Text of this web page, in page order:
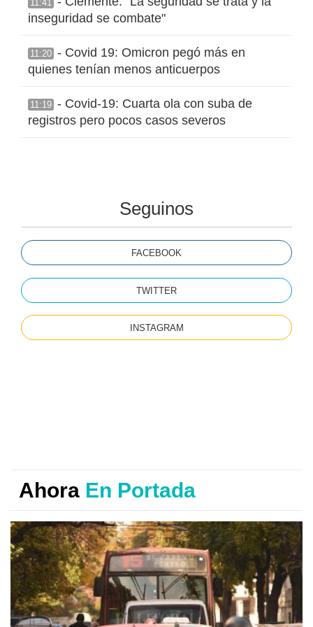
11:41
inseguridad se combate"
11:20 - Covid 19: Omicron pegó más en
quienes tenían menos anticuerpos
11:19 - Covid-19: Cuarta ola con suba de
registros pero pocos casos severos
Seguinos
FACEBOOK
TWITTER
INSTAGRAM
Ahora En Portada